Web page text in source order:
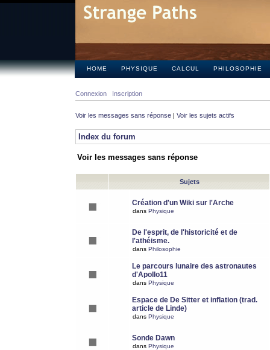
HOME PHYSIQUE CALCUL PHILOSOPHIE
Connexion Inscription
Voir les messages sans réponse | Voir les sujets actifs
Index du forum
Voir les messages sans réponse
Sujets
Création d'un Wiki sur l'Arche
dans Physique
De l'esprit, de l'historicité et de
l'athéisme.
dans Philosophie
Le parcours lunaire des astronautes
d'Apollo11
dans Physique
Espace de De Sitter et inflation (trad.
article de Linde)
dans Physique
Sonde Dawn
dans Physique